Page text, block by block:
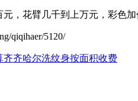
，花臂几千到上万元，彩色加
qiqihaer/5120/
齐齐哈尔洗纹身按面积收费